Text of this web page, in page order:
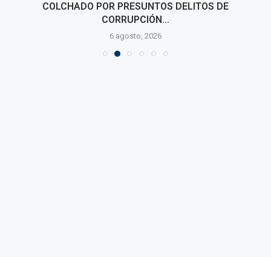
COLCHADO POR PRESUNTOS DELITOS DE
CORRUPCIÓN...
6 agosto, 2026